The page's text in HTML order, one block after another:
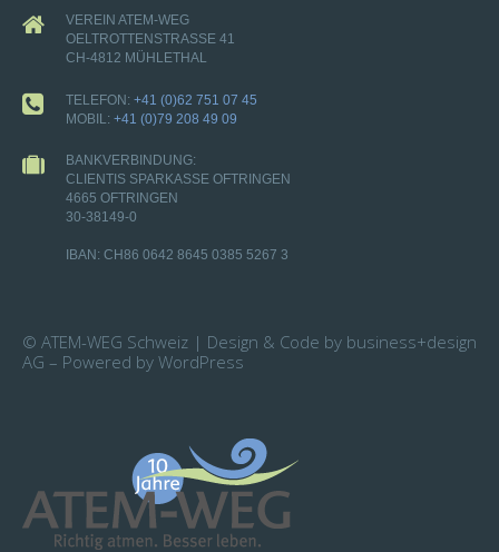
VEREIN ATEM-WEG
OELTROTTENSTRASSE 41
CH-4812 MÜHLETHAL
TELEFON: +41 (0)62 751 07 45
MOBIL: +41 (0)79 208 49 09
BANKVERBINDUNG:
CLIENTIS SPARKASSE OFTRINGEN
4665 OFTRINGEN
30-38149-0
IBAN: CH86 0642 8645 0385 5267 3
© ATEM-WEG Schweiz | Design & Code by business+design
AG – Powered by WordPress